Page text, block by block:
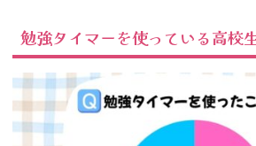
ぶ
− コンパク
トさで選ぶ
− デザイン
の良さで選
ぶ
勉強タイマーを使っている高校